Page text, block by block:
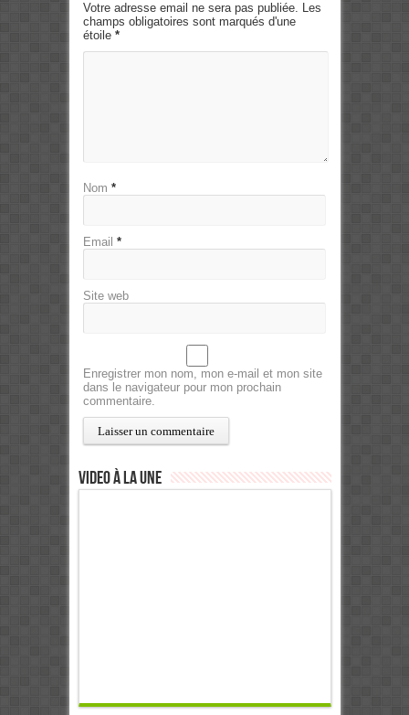
Votre adresse email ne sera pas publiée. Les
champs obligatoires sont marqués d'une
étoile *
Nom *
Email *
Site web
Enregistrer mon nom, mon e-mail et mon site
dans le navigateur pour mon prochain
commentaire.
Video à la Une